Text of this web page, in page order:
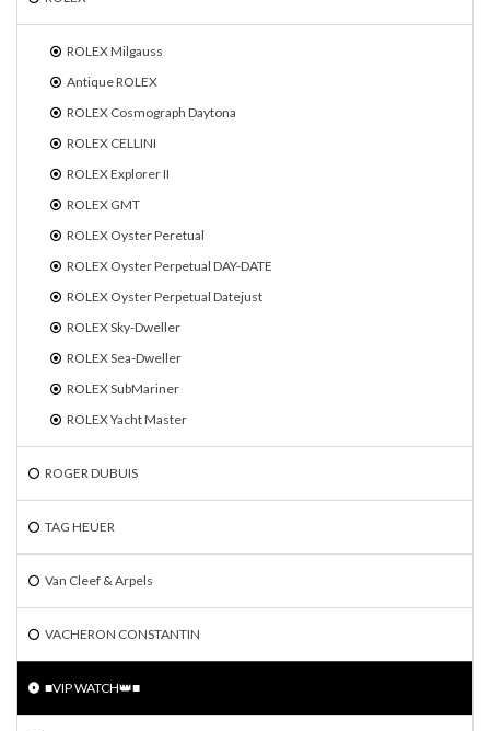
ROLEX Milgauss
Antique ROLEX
ROLEX Cosmograph Daytona
ROLEX CELLINI
ROLEX Explorer II
ROLEX GMT
ROLEX Oyster Peretual
ROLEX Oyster Perpetual DAY-DATE
ROLEX Oyster Perpetual Datejust
ROLEX Sky-Dweller
ROLEX Sea-Dweller
ROLEX SubMariner
ROLEX Yacht Master
ROGER DUBUIS
TAG HEUER
Van Cleef & Arpels
VACHERON CONSTANTIN
■VIP WATCH👑■